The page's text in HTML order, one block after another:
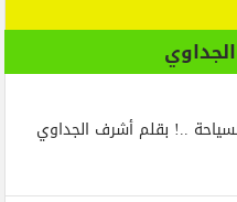
..! بقلم أشرف الجداوي